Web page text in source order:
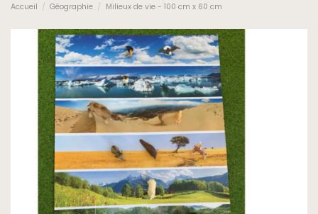
Accueil Géographie Milieux de vie - 100 cm x 60 cm